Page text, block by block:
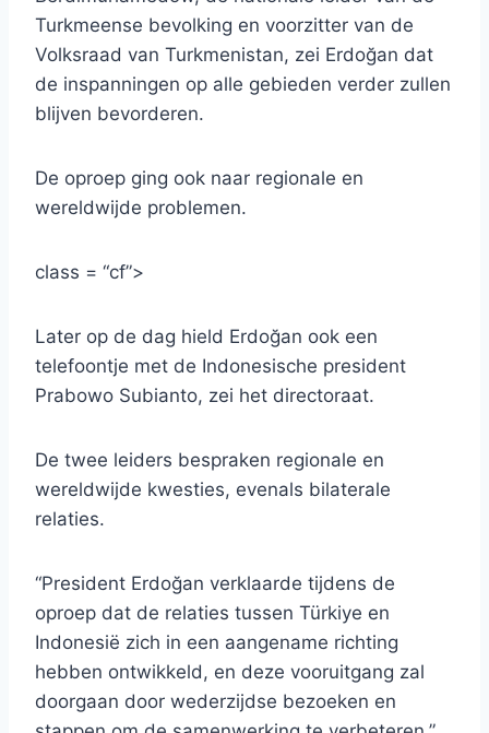
Turkmeense bevolking en voorzitter van de
Volksraad van Turkmenistan, zei Erdoğan dat
de inspanningen op alle gebieden verder zullen
blijven bevorderen.
De oproep ging ook naar regionale en
wereldwijde problemen.
class = “cf”>
Later op de dag hield Erdoğan ook een
telefoontje met de Indonesische president
Prabowo Subianto, zei het directoraat.
De twee leiders bespraken regionale en
wereldwijde kwesties, evenals bilaterale
relaties.
“President Erdoğan verklaarde tijdens de
oproep dat de relaties tussen Türkiye en
Indonesië zich in een aangename richting
hebben ontwikkeld, en deze vooruitgang zal
doorgaan door wederzijdse bezoeken en